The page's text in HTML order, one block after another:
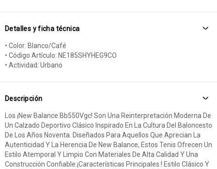
Detalles y ficha técnica
• Color: Blanco/Café
• Código Artículo: NE185SHYHEG9CO
• Actividad: Urbano
Descripción
Los ¡New Balance Bb550Vgc! Son Una Reinterpretación Moderna De
Un Calzado Deportivo Clásico Inspirado En La Cultura Del Baloncesto
De Los Años Noventa. Diseñados Para Aquellos Que Aprecian La
Autenticidad Y La Herencia De New Balance, Estos Tenis Ofrecen Un
Estilo Atemporal Y Limpio Con Materiales De Alta Calidad Y Una
Construcción Confiable.¡Características Principales:! Estilo Clásico Y